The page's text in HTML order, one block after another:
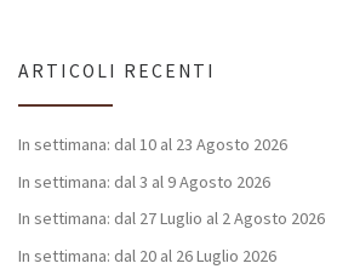
ARTICOLI RECENTI
In settimana: dal 10 al 23 Agosto 2026
In settimana: dal 3 al 9 Agosto 2026
In settimana: dal 27 Luglio al 2 Agosto 2026
In settimana: dal 20 al 26 Luglio 2026